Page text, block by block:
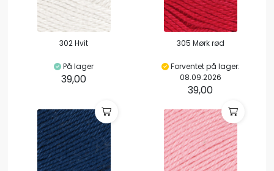
302 Hvit
På lager
39,00
305 Mørk rød
Forventet på lager:
08.09.2026
39,00